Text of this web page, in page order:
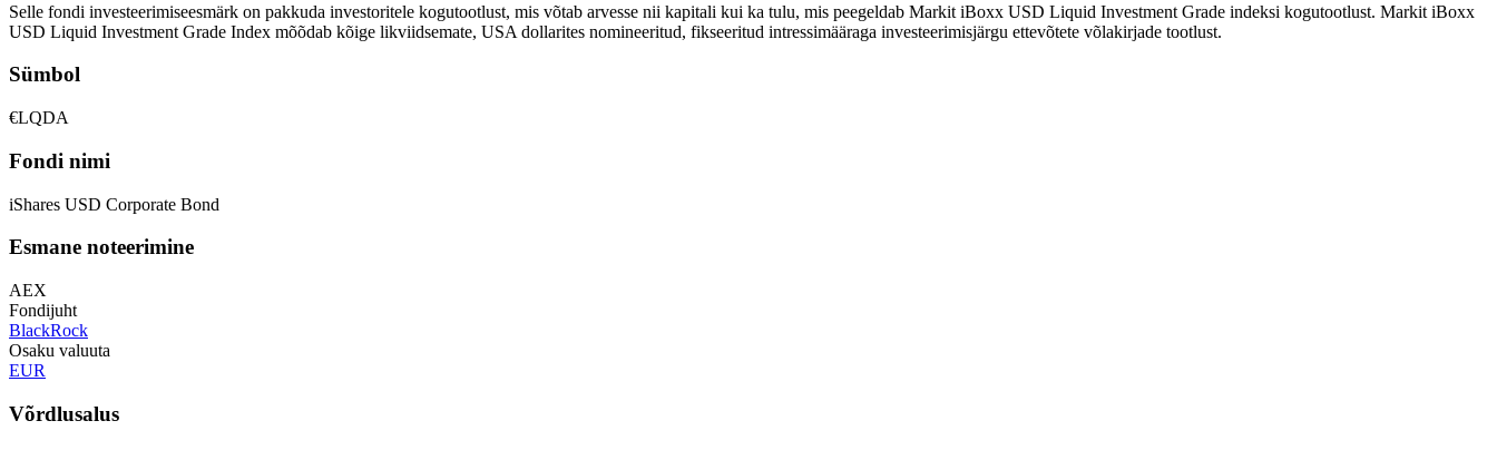
Selle fondi investeerimiseesmärk on pakkuda investoritele kogutootlust, mis võtab arvesse nii kapitali kui ka tulu, mis peegeldab Markit iBoxx USD Liquid Investment Grade indeksi kogutootlust. Markit iBoxx
USD Liquid Investment Grade Index mõõdab kõige likviidsemate, USA dollarites nomineeritud, fikseeritud intressimääraga investeerimisjärgu ettevõtete võlakirjade tootlust.
Sümbol
€LQDA
Fondi nimi
iShares USD Corporate Bond
Esmane noteerimine
AEX
Fondijuht
BlackRock
Osaku valuuta
EUR
Võrdlusalus